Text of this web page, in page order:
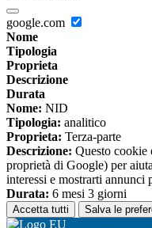
google.com
Nome
Tipologia
Proprieta
Descrizione
Durata
Nome: NID
Tipologia: analitico
Proprieta: Terza-parte
Descrizione: Questo cookie
proprietà di Google) per
interessi e mostrarti annunci
Durata: 6 mesi 3 giorni
Accetta tutti Salva le